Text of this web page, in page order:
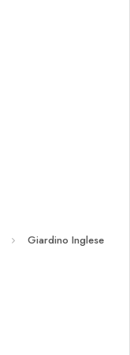
Giardino Inglese